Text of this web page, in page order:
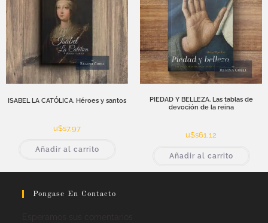
ISABEL LA CATÓLICA. Héroes y santos
u$s7,97
Añadir al carrito
PIEDAD Y BELLEZA. Las tablas de
devoción de la reina
u$s61,12
Añadir al carrito
Pongase En Contacto